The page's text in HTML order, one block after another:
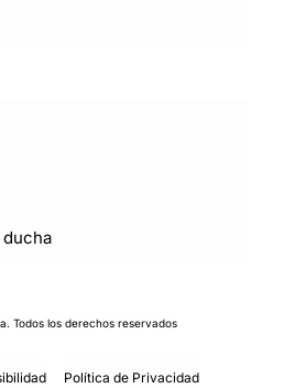
ducha
Política de Privacidad
Todos los derechos reservados